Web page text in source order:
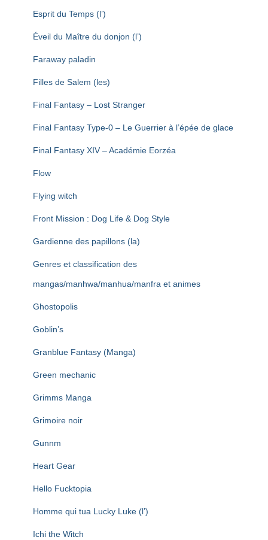
Esprit du Temps (l’)
Éveil du Maître du donjon (l’)
Faraway paladin
Filles de Salem (les)
Final Fantasy – Lost Stranger
Final Fantasy Type-0 – Le Guerrier à l’épée de glace
Final Fantasy XIV – Académie Eorzéa
Flow
Flying witch
Front Mission : Dog Life & Dog Style
Gardienne des papillons (la)
Genres et classification des
mangas/manhwa/manhua/manfra et animes
Ghostopolis
Goblin’s
Granblue Fantasy (Manga)
Green mechanic
Grimms Manga
Grimoire noir
Gunnm
Heart Gear
Hello Fucktopia
Homme qui tua Lucky Luke (l’)
Ichi the Witch